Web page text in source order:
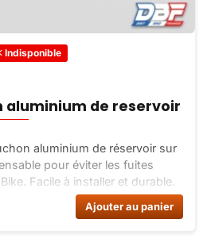
Indisponible
aluminium de reservoir
aluminium de réservoir sur
pour éviter les fuites
Facile à installer et durable.
Ajouter au panier